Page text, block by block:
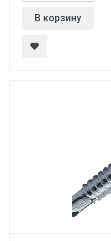
В корзину